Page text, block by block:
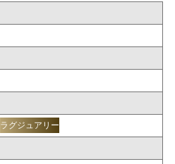
ラグジュアリー